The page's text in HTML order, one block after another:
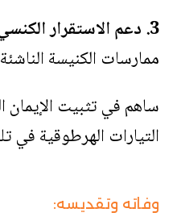
3. دعم الاستقرار الكنسي:
ممارسات الكنيسة
ساهم في تثبيت
التيارات الهرطوقية في
وفاته وتقديسه: